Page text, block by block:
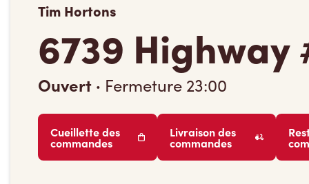
Tim Hortons
6739 Highway
Ouvert · Fermeture 23:00
Cueillette des
commandes
Livraison des
commandes